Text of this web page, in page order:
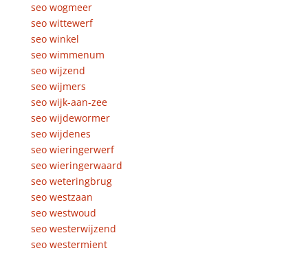
seo wogmeer
seo wittewerf
seo winkel
seo wimmenum
seo wijzend
seo wijmers
seo wijk-aan-zee
seo wijdewormer
seo wijdenes
seo wieringerwerf
seo wieringerwaard
seo weteringbrug
seo westzaan
seo westwoud
seo westerwijzend
seo westermient